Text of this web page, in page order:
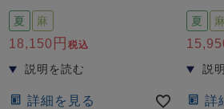
すべてのデザインのパジャマ一
夏 麻
18,150 税込
詳細を見る
夏 麻
詳